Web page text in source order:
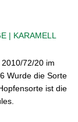
| KARAMELL
72/20 im
Wurde die Sorte
ist die